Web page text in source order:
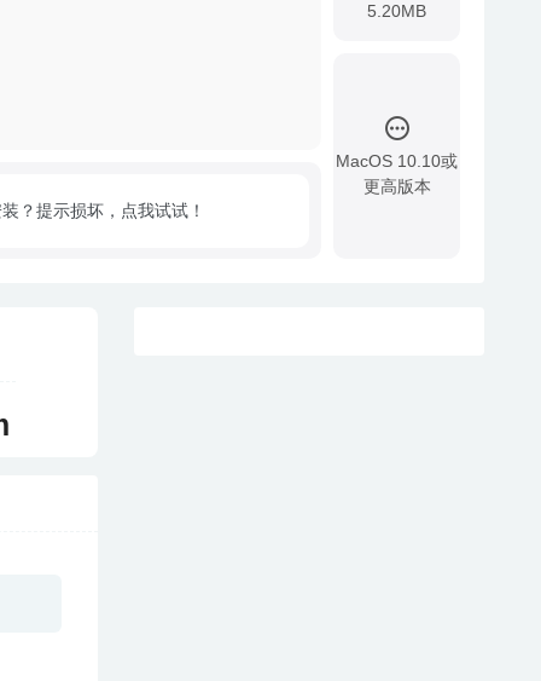
5.20MB
MacOS 10.10或
更高版本
？提示损坏，点我试试！